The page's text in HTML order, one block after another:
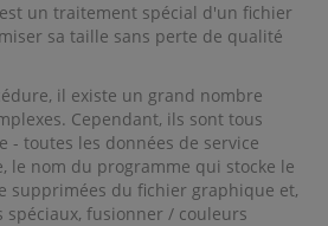
un traitement spécial d'un fichier
sa taille sans perte de qualité
il existe un grand nombre
Cependant, ils sont tous
- toutes les données de service
le nom du programme qui stocke le
supprimées du fichier graphique et,
spéciaux, fusionner / couleurs